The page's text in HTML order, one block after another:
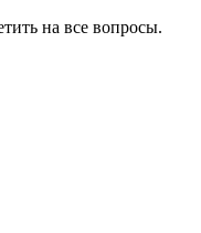
на все вопросы.